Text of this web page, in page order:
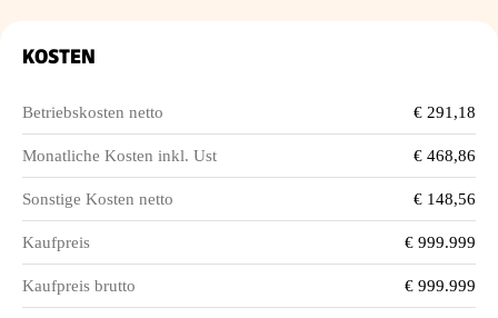
KOSTEN
Betriebskosten netto € 291,18
Monatliche Kosten inkl. Ust € 468,86
Sonstige Kosten netto € 148,56
Kaufpreis € 999.999
Kaufpreis brutto € 999.999